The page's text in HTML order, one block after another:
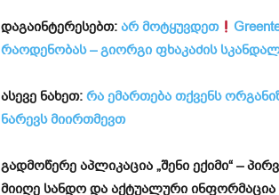
დაგაინტერესებთ: არ მოტყუვდეთ
რაოდენობას – გიორგი ფხაკაძის
ასევე ნახეთ: რა ემართება თქვენს
ნარევს მიირთმევთ
გადმოწერე აპლიკაცია „შენი ექიმი“ –
მიიღე სანდო და აქტუალური